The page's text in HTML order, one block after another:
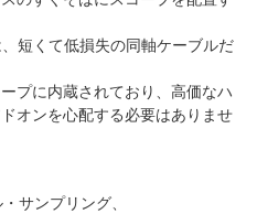
短くて低損失の同軸ケーブルだ
プに内蔵されており、高価なハ
オンを心配する必要はありませ
サンプリング、